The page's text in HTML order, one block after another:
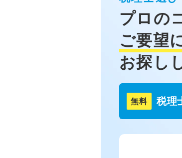
プロの
ご要望
お探し
無料 税理